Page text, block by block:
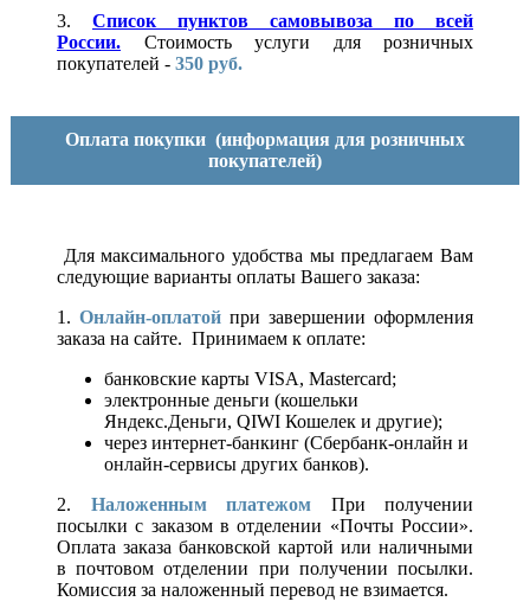
3. Список пунктов самовывоза по всей
России.
Стоимость услуги для розничных
покупателей - 350 руб.
Оплата покупки (информация для розничных
покупателей)
Для максимального удобства мы предлагаем Вам
следующие варианты оплаты Вашего заказа:
1. Онлайн-оплатой при завершении оформления
заказа на сайте. Принимаем к оплате:
банковские карты VISA, Mastercard;
электронные деньги (кошельки
Яндекс.Деньги, QIWI Кошелек и другие);
через интернет-банкинг (Сбербанк-онлайн и
онлайн-сервисы других банков).
2. Наложенным платежом При получении
посылки с заказом в отделении «Почты России».
Оплата заказа банковской картой или наличными
в почтовом отделении при получении посылки.
Комиссия за наложенный перевод не взимается.